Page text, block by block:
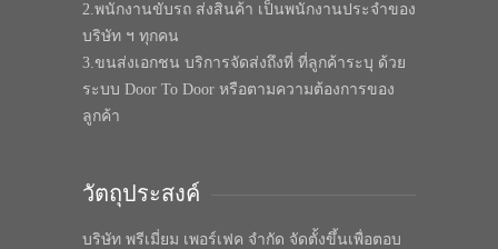
2.พนักงานขับรถ ส่งสินค้า เป็นพนักงานประจำของ
บริษัท ฯ ทุกคน
3.ขนส่งเอกชน บริการจัดส่งถึงที่ ที่ลูกค้าระบุ ด้วย
ระบบ Door To Door หรือตามความต้องการของ
ลูกค้า
วัตถุประสงค์
บริษัท พรีเมี่ยม เพอร์เฟค จำกัด จัดตั้งขึ้นเพื่อตอบ